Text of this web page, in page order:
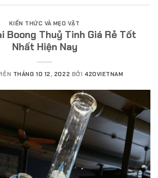
KIẾN THỨC VÀ MẸO VẶT
Boong Thuỷ Tinh Giá Rẻ Tốt
Nhất Hiện Nay
THÁNG 10 12, 2022 BỞI 420VIETNAM